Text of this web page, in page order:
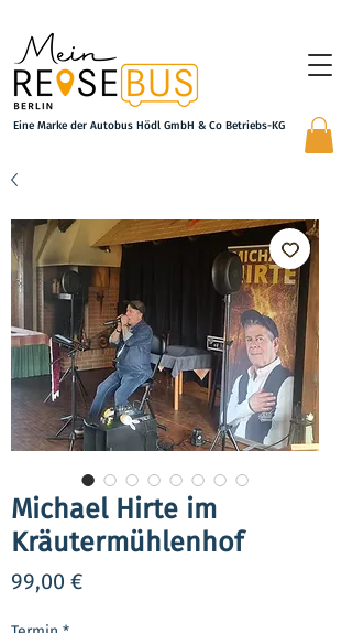
Eine Marke der Autobus Hödl GmbH & Co Betriebs-KG
Michael Hirte im
Kräutermühlenhof
99,00 €